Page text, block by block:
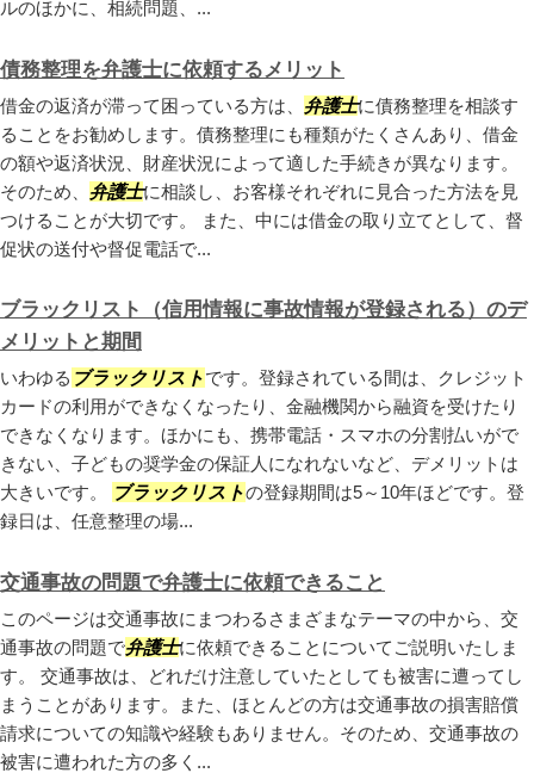
ルのほかに、相続問題、...
債務整理を弁護士に依頼するメリット
借金の返済が滞って困っている方は、 弁護士に債務整理を相談す
ることをお勧めします。債務整理にも種類がたくさんあり、借金
の額や返済状況、財産状況によって適した手続きが異なります。
そのため、 弁護士に相談し、お客様それぞれに見合った方法を見
つけることが大切です。 また、中には借金の取り立てとして、督
促状の送付や督促電話で...
ブラックリスト（信用情報に事故情報が登録される）のデ
メリットと期間
いわゆる ブラックリストです。登録されている間は、クレジット
カードの利用ができなくなったり、金融機関から融資を受けたり
できなくなります。ほかにも、携帯電話・スマホの分割払いがで
きない、子どもの奨学金の保証人になれないなど、デメリットは
大きいです。
ブラックリストの登録期間は5～10年ほどです。登
録日は、任意整理の場...
交通事故の問題で弁護士に依頼できること
このページは交通事故にまつわるさまざまなテーマの中から、交
通事故の問題で弁護士に依頼できることについてご説明いたしま
す。 交通事故は、どれだけ注意していたとしても被害に遭ってし
まうことがあります。また、ほとんどの方は交通事故の損害賠償
請求についての知識や経験もありません。そのため、交通事故の
被害に遭われた方の多く...